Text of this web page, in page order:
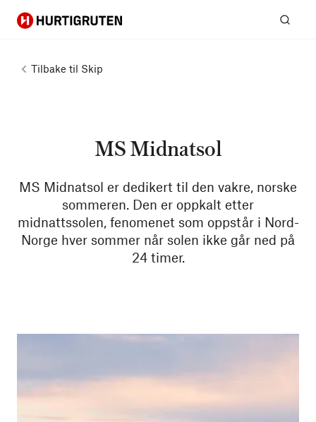
Hurtigruten
Tilbake til Skip
MS Midnatsol
MS Midnatsol er dedikert til den vakre, norske
sommeren. Den er oppkalt etter
midnattssolen, fenomenet som oppstår i Nord-
Norge hver sommer når solen ikke går ned på
24 timer.